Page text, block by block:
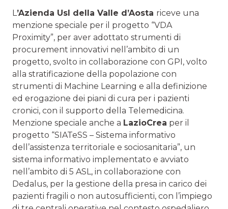
L ’Azienda Usl della Valle d’Aosta riceve una
menzione speciale per il progetto “VDA
Proximity”, per aver adottato strumenti di
procurement innovativi nell’ambito di un
progetto, svolto in collaborazione con GPI, volto
alla stratificazione della popolazione con
strumenti di Machine Learning e alla definizione
ed erogazione dei piani di cura per i pazienti
cronici, con il supporto della Telemedicina.
Menzione speciale anche a LazioCrea per il
progetto “SIATeSS – Sistema informativo
dell’assistenza territoriale e sociosanitaria”, un
sistema informativo implementato e avviato
nell’ambito di 5 ASL, in collaborazione con
Dedalus, per la gestione della presa in carico dei
pazienti fragili o non autosufficienti, con l’impiego